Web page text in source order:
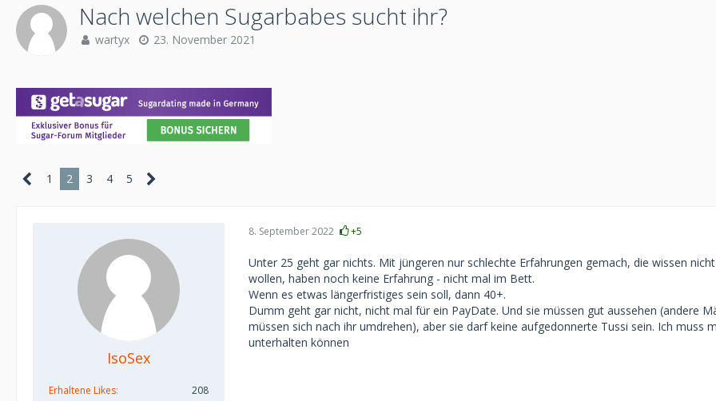
Nach welchen Sugarbabes sucht ihr?
wartyx 23. November 2021
1 2 3 4 5
IsoSex
Erhaltene Likes
208
8. September 2022 +5
Unter 25 geht gar nichts. Mit jüngeren nur schlechte Erfahrungen gemach, die wissen
wollen, haben noch keine Erfahrung - nicht mal im Bett.
Wenn es etwas längerfristiges sein soll, dann 40+.
Dumm geht gar nicht, nicht mal für ein PayDate. Und sie müssen gut aussehen (andere
müssen sich nach ihr umdrehen), aber sie darf keine aufgedonnerte Tussi sein. Ich muss
unterhalten können